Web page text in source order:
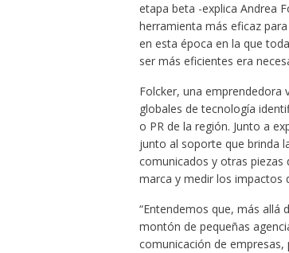
etapa beta -explica Andrea
herramienta más eficaz
en esta época en la que
ser más eficientes era
Folcker, una emprendedora
globales de tecnología
o PR de la región. Junto a
junto al soporte que brinda
comunicados y otras piezas
marca y medir los impactos
“Entendemos que, más allá
montón de pequeñas
comunicación de empresas,